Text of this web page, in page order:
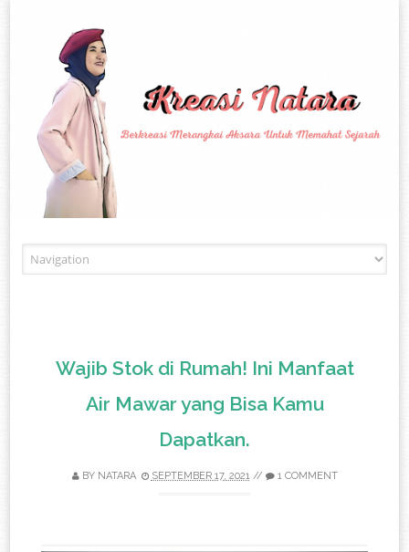
Wajib Stok di Rumah! Ini Manfaat
Air Mawar yang Bisa Kamu
Dapatkan.
BY NATARA SEPTEMBER 17, 2021// 1 COMMENT